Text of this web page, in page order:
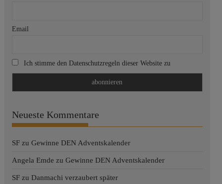
Email
Ich stimme den Datenschutzregeln dieser Website zu
Neueste Kommentare
SF zuGewinne DEN Adventskalender
Angela Emde zuGewinne DEN Adventskalender
SF zuDanmachi verzaubert später